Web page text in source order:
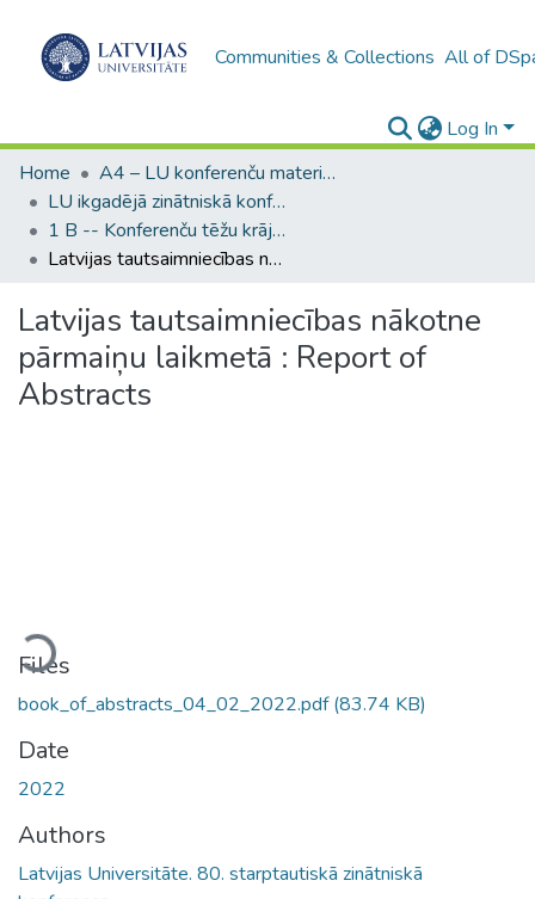
Communities & Collections All of
Log In
Home
A4 – LU konferenču materiāli / Conference papers of the UL
LU ikgadējā zinātniskā konference / Scientific Conference of the University of Latvia
1 B -- Konferenču tēžu krājumi (LU) / Conference abstracts
Latvijas tautsaimniecības nākotne pārmaiņu laikmetā : Report of Abstracts
Latvijas tautsaimniecības nākotne
pārmaiņu laikmetā : Report of
Abstracts
Files
book_of_abstracts_04_02_2022.pdf(83.74 KB)
Date
2022
Authors
Latvijas Universitāte. 80. starptautiskā zinātniskā